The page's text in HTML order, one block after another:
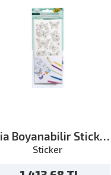
Boyanabilir Sticker
Eğlence
Sticker